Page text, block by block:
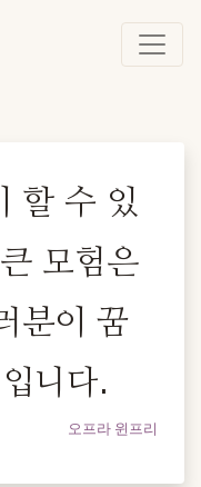
할 수 있
모험은
분이 꿈
니다.
오프라 윈프리